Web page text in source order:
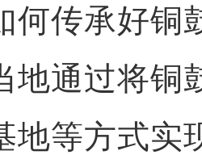
传承好铜
地通过将铜
地等方式实